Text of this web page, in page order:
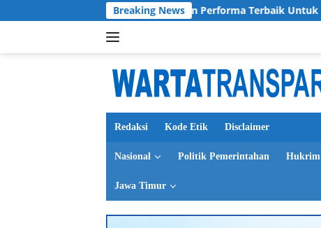
ke
Breaking News
Pratama Siap Berikan Performa Terbaik Untuk Deltras FC
Redaksi Kode Etik Disclaimer
Nasional Politik Pemerintahan Hukrim
Jawa Timur